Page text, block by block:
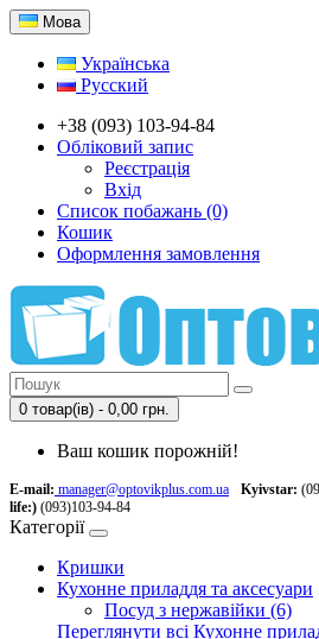
Мова
Українська
Русский
+38 (093) 103-94-84
Обліковий запис
Реєстрація
Вхід
Список побажань (0)
Кошик
Оформлення замовлення
0 товар(ів) - 0,00 грн.
Ваш кошик порожній!
E-mail: manager@optovikplus.com.ua Kyivstar:
life:) (093)103-94-84
Категорії
Кришки
Кухонне приладдя та аксесуари
Посуд з нержавійки (6)
Переглянути всі Кухонне